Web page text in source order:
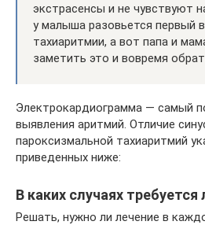
экстрасенсы и не чувствуют
у малыша разовьется первый
тахиаритмии, а вот папа и
заметить это и вовремя
Электрокардиограмма — самый
выявления аритмий. Отличие
пароксизмальной тахиаритмий
приведенных ниже:
В каких случаях требуется
Решать, нужно ли лечение в